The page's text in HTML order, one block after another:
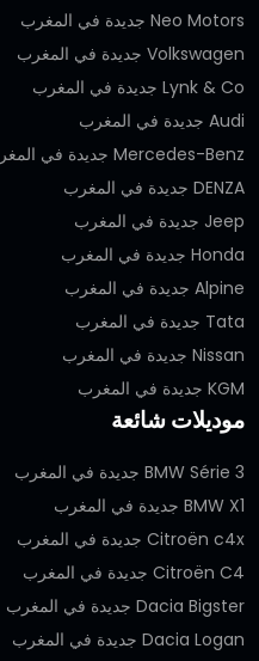
Neo Motors جديدة في المغرب
Volkswagen جديدة في المغرب
Lynk & Co جديدة في المغرب
Audi جديدة في المغرب
Mercedes-Benz جديدة في المغرب
DENZA جديدة في المغرب
Jeep جديدة في المغرب
Honda جديدة في المغرب
Alpine جديدة في المغرب
Tata جديدة في المغرب
Nissan جديدة في المغرب
KGM جديدة في المغرب
موديلات شائعة
BMW Série 3 جديدة في المغرب
BMW X1 جديدة في المغرب
Citroën c4x جديدة في المغرب
Citroën C4 جديدة في المغرب
Dacia Bigster جديدة في المغرب
Dacia Logan جديدة في المغرب